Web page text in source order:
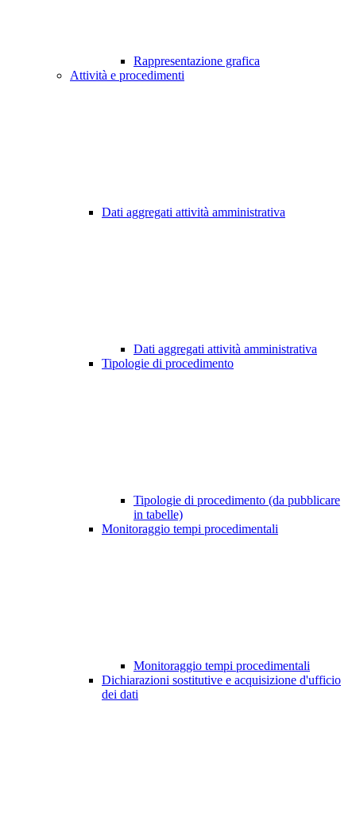
Rappresentazione grafica
Attività e procedimenti
Dati aggregati attività amministrativa
Dati aggregati attività amministrativa
Tipologie di procedimento
Tipologie di procedimento (da pubblicare
in tabelle)
Monitoraggio tempi procedimentali
Monitoraggio tempi procedimentali
Dichiarazioni sostitutive e acquisizione d'ufficio
dei dati